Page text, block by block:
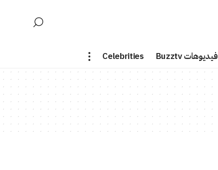
فيديوهات Buzztv Celebrities